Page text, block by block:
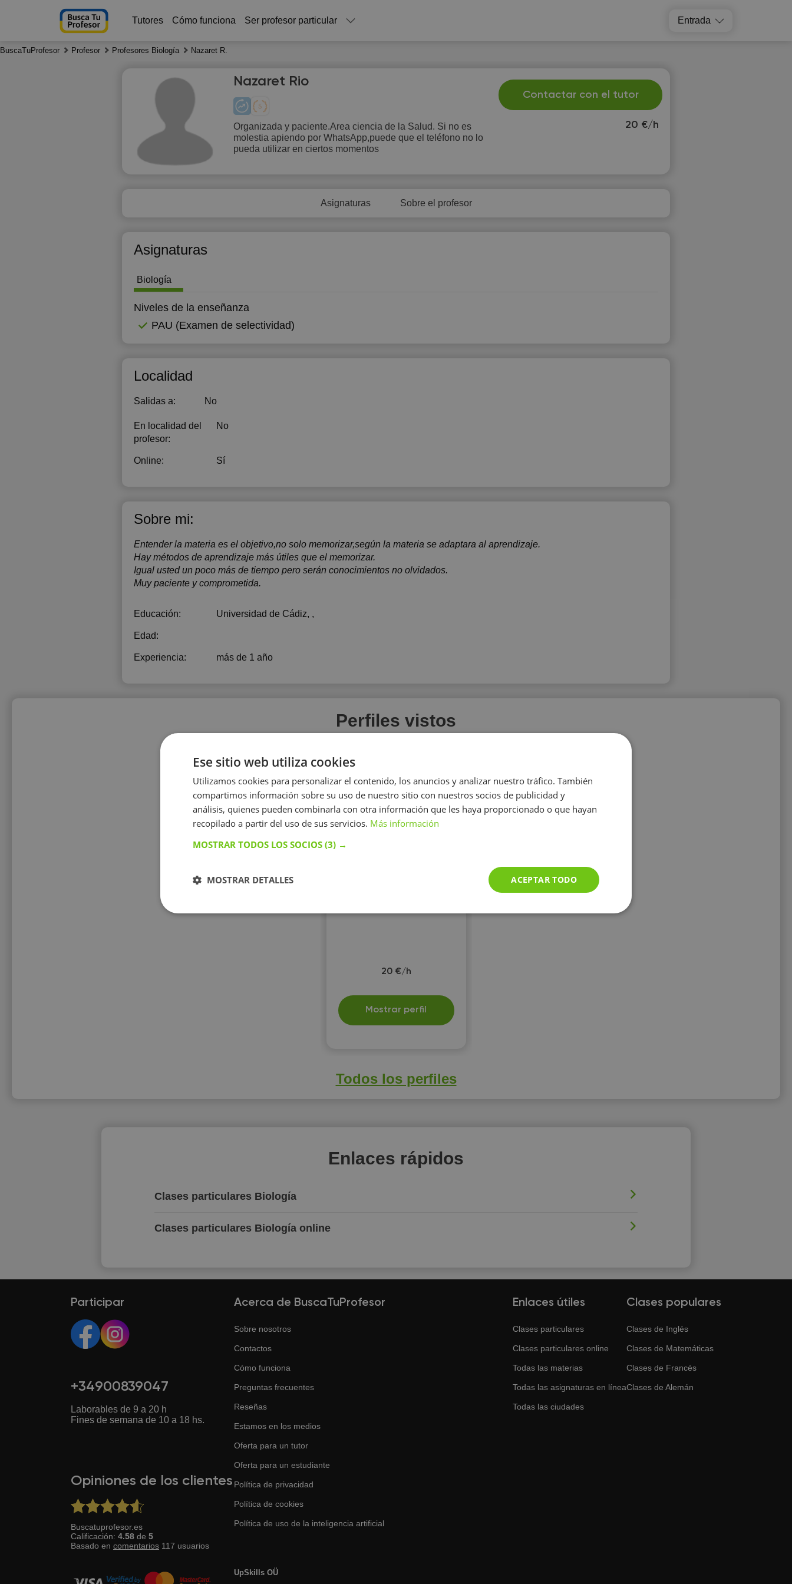
Tutores Cómo funciona Ser profesor particular Entrada
BuscaTuProfesor Profesor Profesores Biología Nazaret R.
20 €/h
Contactar con el tutor
Nazaret Rio
Organizada y paciente.Area ciencia de la Salud. Si no es
molestia apiendo por WhatsApp,puede que el teléfono no lo
pueda utilizar en ciertos momentos
Asignaturas Sobre el profesor
Asignaturas
Biología
Niveles de la enseñanza
PAU (Examen de selectividad)
Localidad
Salidas a: No
En localidad del
profesor:
No
Online: Sí
Sobre mi:
Entender la materia es el objetivo,no solo memorizar,según la materia se adaptara al aprendizaje.
Hay métodos de aprendizaje más útiles que el memorizar.
Igual usted un poco más de tiempo pero serán conocimientos no olvidados.
Muy paciente y comprometida.
Educación: Universidad de Cádiz, ,
Edad:
Experiencia: más de 1 año
Perfiles vistos
20 €/h
Mostrar perfil
Todos los perfiles
Enlaces rápidos
Clases particulares Biología
Clases particulares Biología online
Th
6
Fr
Sa
Participar
+34900839047
Laborables de 9 a 20 h
Fines de semana de 10 a 18 hs.
Opiniones de los clientes
Buscatuprofesor.es
Calificación: 4.58 de 5
Basado en comentarios 117 usuarios
Acerca de BuscaTuProfesor
Sobre nosotros
Contactos
Cómo funciona
Preguntas frecuentes
Reseñas
Estamos en los medios
Oferta para un tutor
Oferta para un estudiante
Política de privacidad
Política de cookies
Política de uso de la inteligencia artificial
UpSkills OÜ
Enlaces útiles
Clases particulares
Clases particulares online
Todas las materias
Todas las asignaturas en línea
Todas las ciudades
Clases populares
Clases de Inglés
Clases de Matemáticas
Clases de Francés
Clases de Alemán
Ese sitio web utiliza cookies
Utilizamos cookies para personalizar el contenido, los anuncios y analizar nuestro tráfico. También
compartimos información sobre su uso de nuestro sitio con nuestros socios de publicidad y
análisis, quienes pueden combinarla con otra información que les haya proporcionado o que hayan
recopilado a partir del uso de sus servicios. Más información
MOSTRAR TODOS LOS SOCIOS (3) →
ACEPTAR TODO
MOSTRAR DETALLES